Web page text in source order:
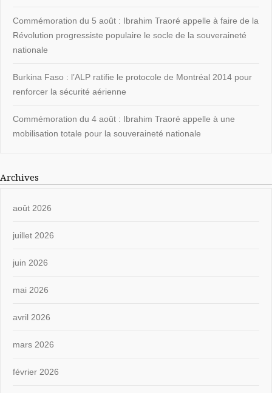
Commémoration du 5 août : Ibrahim Traoré appelle à faire de la
Révolution progressiste populaire le socle de la souveraineté
nationale
Burkina Faso : l’ALP ratifie le protocole de Montréal 2014 pour
renforcer la sécurité aérienne
Commémoration du 4 août : Ibrahim Traoré appelle à une
mobilisation totale pour la souveraineté nationale
Archives
août 2026
juillet 2026
juin 2026
mai 2026
avril 2026
mars 2026
février 2026